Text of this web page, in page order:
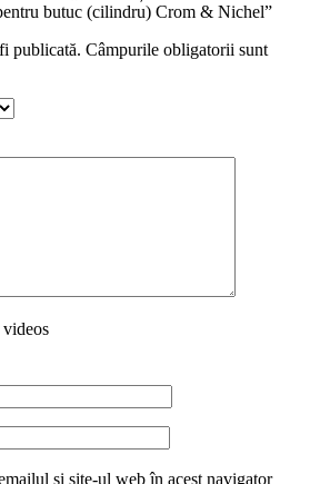
butuc (cilindru) Crom & Nichel”
publicată. Câmpurile obligatorii sunt
și site-ul web în acest navigator